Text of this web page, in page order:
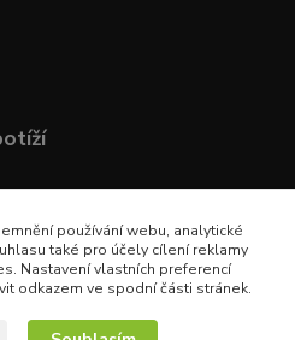
používání webu, analytické
také pro účely cílení reklamy
Nastavení vlastních preferencí
odkazem ve spodní části stránek.